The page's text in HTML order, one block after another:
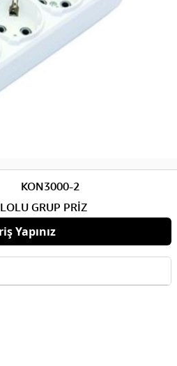
KON3000-2
GRUP PRİZ
Yapınız